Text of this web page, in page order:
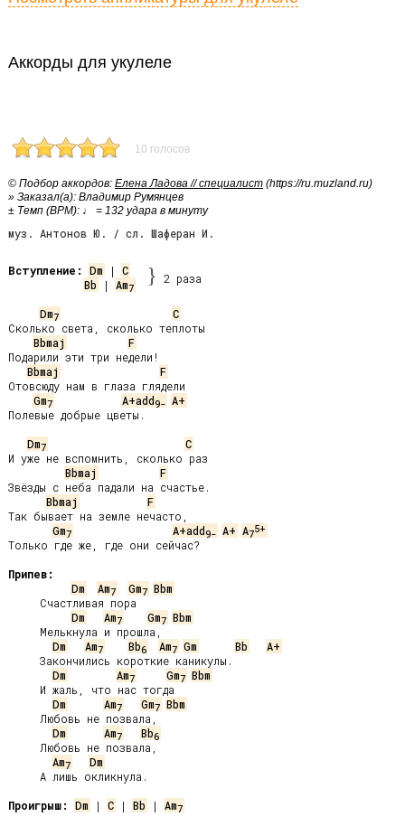
Аккорды для укулеле
10 голосов
© Подбор аккордов: Елена Ладова // специалист (https://ru.muzland.ru)
» Заказал(а): Владимир Румянцев
± Темп (BPM): ♩ = 132 удара в минуту
муз. Антонов Ю. / сл. Шаферан И.
Вступление: Dm | C
Bb | Am7
} 2 раза
Dm7
C
Сколько света, сколько теплоты
Bbmaj
F
Подарили эти три недели!
Bbmaj
F
Отовсюду нам в глаза глядели
Gm7 A+add9- A+
Полевые добрые цветы.
Dm7
C
И уже не вспомнить, сколько раз
Bbmaj
F
Звёзды с неба падали на счастье.
Bbmaj
F
Так бывает на земле нечасто,
Gm7 A+add9- A+ A75+
Только где же, где они сейчас?
Припев:
Dm
Am7 Gm7 Bbm
Dm
Am7 Gm7 Bbm
Dm
Am7 Bb6 Am7 Gm Bb
A+
Dm
Am7 Gm7 Bbm
Dm
Am7 Gm7 Bbm
Dm
Am7 Bb6
Am7
Dm
Проигрыш:
Dm | C | Bb | Am7